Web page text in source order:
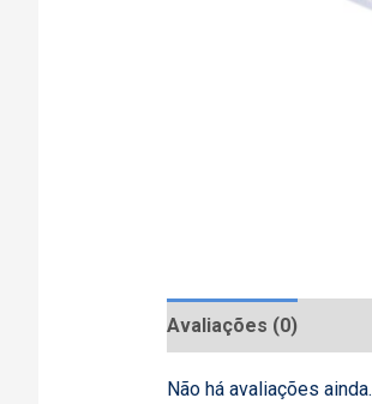
Avaliações (0)
Não há avaliações ainda.